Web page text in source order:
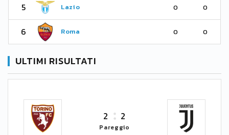
5 Lazio 0 0
6 Roma 0 0
ULTIMI RISULTATI
2 2
Pareggio